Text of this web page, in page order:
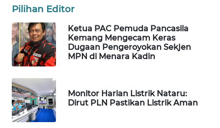
Pilihan Editor
Ketua PAC Pemuda Pancasila
Kemang Mengecam Keras
Dugaan Pengeroyokan Sekjen
MPN di Menara Kadin
Monitor Harian Listrik Nataru:
Dirut PLN Pastikan Listrik Aman
LAPAK
WAHANA
Wahana
Network
LISTRIK
MASYARAKAT
KELISTRIKAN